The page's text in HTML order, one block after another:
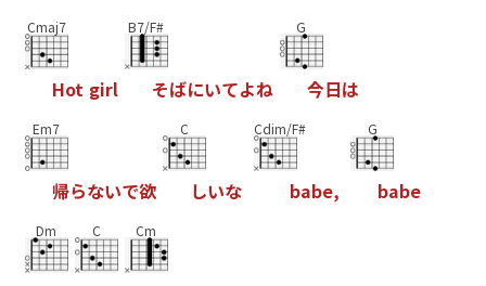
Cmaj7
Hot girl
B7/F#
そばにいてよね
G
今日は
Em7
帰らないで欲
C
しいな
Cdim/F#
babe,
G
babe
Dm C Cm